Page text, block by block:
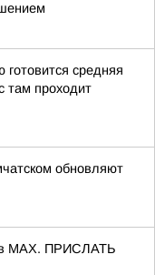
средняя
там проходит
обновляют
в MAX. ПРИСЛАТЬ